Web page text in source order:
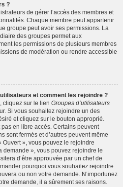
?
de gérer l’accès des membres et
Chaque membre peut appartenir
groupe peut avoir ses permissions. La
des groupes permet aux
les permissions de plusieurs membres
de modération ou rendre accessible
et comment les rejoindre ?
cliquez sur le lien Groupes d’utilisateurs
Si vous souhaitez rejoindre un des
et cliquez sur le bouton approprié.
en libre accès. Certains peuvent
sont fermés et d’autres peuvent même
», vous pouvez le rejoindre
demande », vous pouvez rejoindre le
d’être approuvée par un chef de
pourquoi vous souhaitez rejoindre
ou non votre demande. N’importunez
demande, il a sûrement ses raisons.